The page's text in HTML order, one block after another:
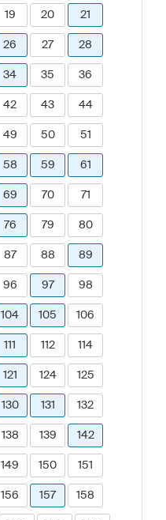
19 20 21
26 27 28
34 35 36
42 43 44
49 50 51
58 59 61
69 70 71
76 79 80
87 88 89
96 97 98
104 105 106
111 112 114
121 124 125
130 131 132
138 139 142
149 150 151
156 157 158